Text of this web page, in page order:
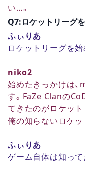
い…。
Q7:ロケットリーグ
ふぃりあ
ロケットリーグを
niko2
始めたきっかけは
す。FaZe Clanの
てきたのがロケッ
俺の知らないロケッ
ふぃりあ
ゲーム自体は知って